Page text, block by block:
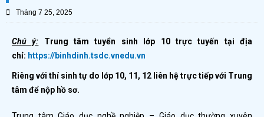
Tháng 7 25, 2025
Chú ý: Trung tâm tuyển sinh lớp 10 trực tuyến tại địa
chỉ: https://binhdinh.tsdc.vnedu.vn
Riêng với thí sinh tự do lớp 10, 11, 12 liên hệ trực tiếp với Trung
tâm để nộp hồ sơ.